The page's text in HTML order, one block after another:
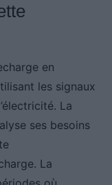
en
les signaux
La
ses besoins
La